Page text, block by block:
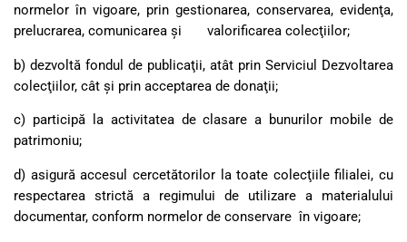
normelor în vigoare, prin gestionarea, conservarea, evidenţa,
prelucrarea, comunicarea şi valorificarea colecţiilor;
b) dezvoltă fondul de publicaţii, atât prin Serviciul Dezvoltarea
colecţiilor, cât şi prin acceptarea de donaţii;
c) participă la activitatea de clasare a bunurilor mobile de
patrimoniu;
d) asigură accesul cercetătorilor la toate colecţiile filialei, cu
respectarea strictă a regimului de utilizare a materialului
documentar, conform normelor de conservare în vigoare;